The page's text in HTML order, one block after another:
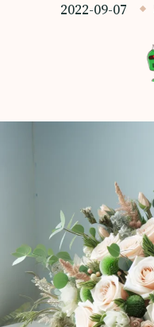
2022-09-07